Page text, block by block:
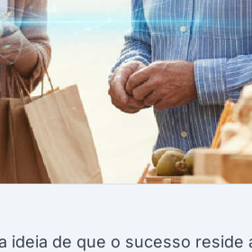
ideia de que o sucesso reside